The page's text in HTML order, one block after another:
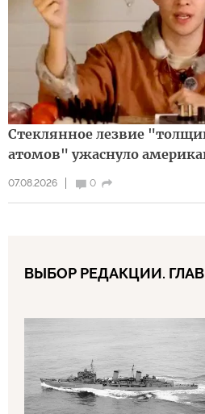
Стеклянное лезвие
атомов" ужаснуло
07.08.2026 0
ВЫБОР РЕДАКЦИИ.